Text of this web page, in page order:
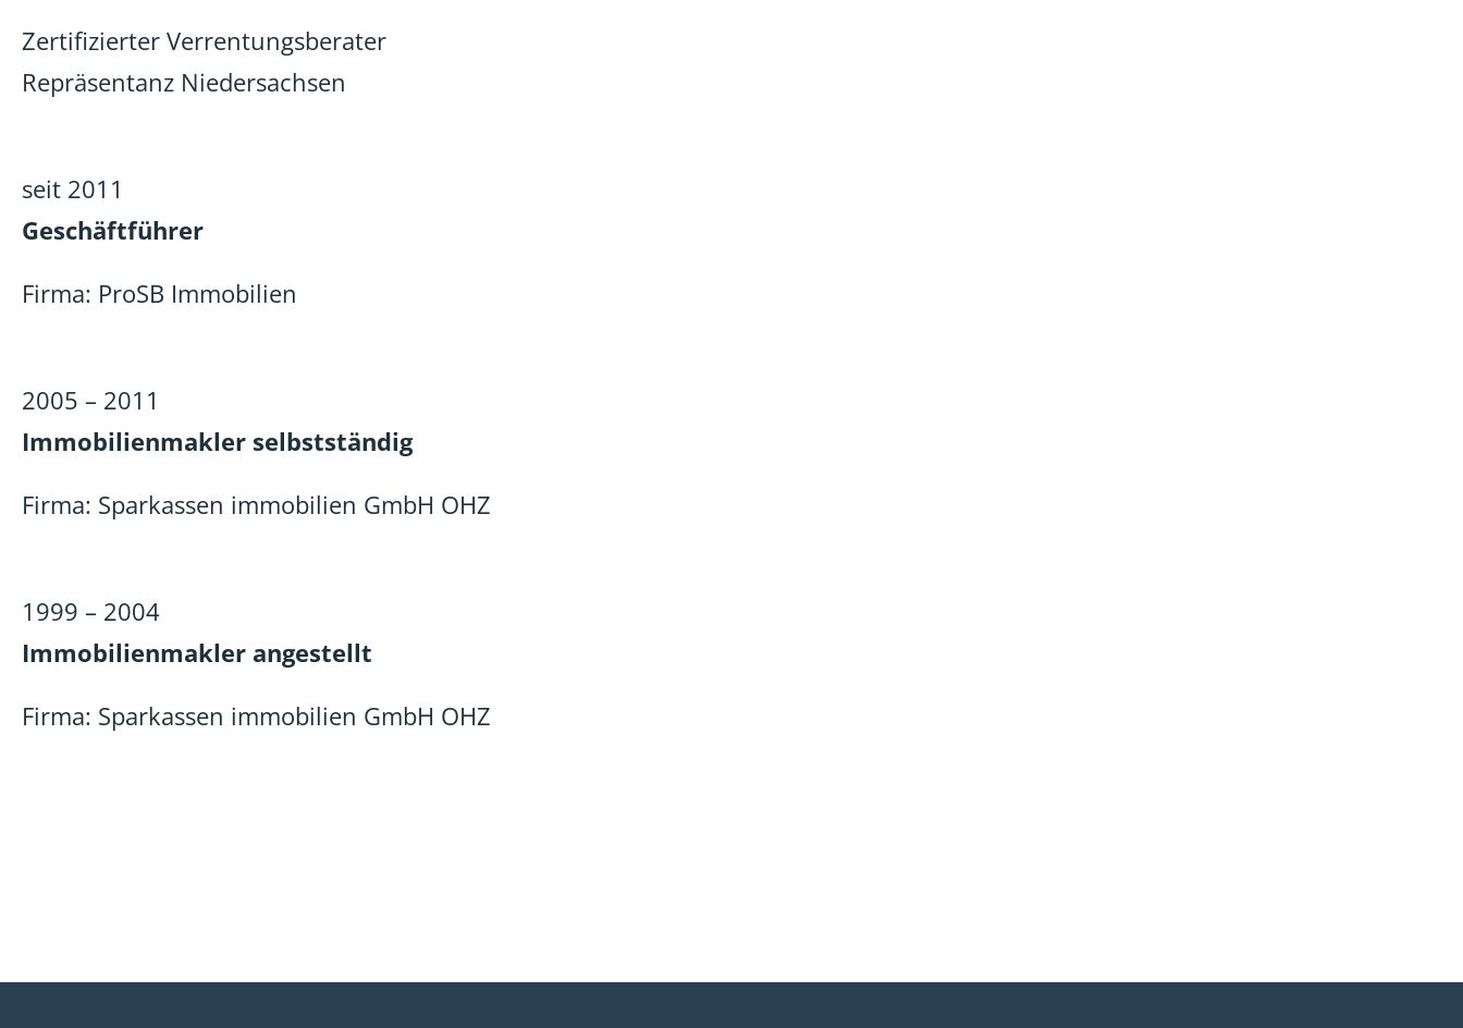
Zertifizierter Verrentungsberater
Repräsentanz Niedersachsen
seit 2011
Geschäftführer
Firma: ProSB Immobilien
2005 – 2011
Immobilienmakler selbstständig
Firma: Sparkassen immobilien GmbH OHZ
1999 – 2004
Immobilienmakler angestellt
Firma: Sparkassen immobilien GmbH OHZ